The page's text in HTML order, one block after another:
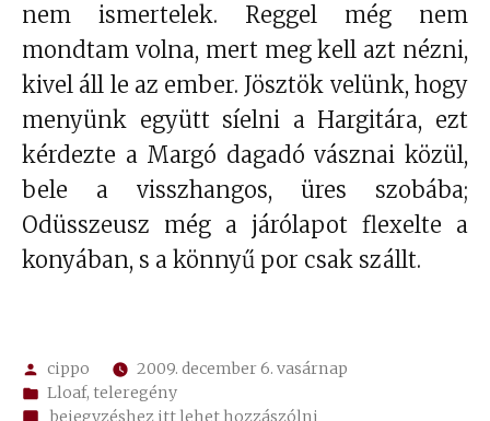
nem ismertelek. Reggel még nem
mondtam volna, mert meg kell azt nézni,
kivel áll le az ember. Jösztök velünk, hogy
menyünk együtt síelni a Hargitára, ezt
kérdezte a Margó dagadó vásznai közül,
bele a visszhangos, üres szobába;
Odüsszeusz még a járólapot flexelte a
konyában, s a könnyű por csak szállt.
Szerző:
cippo
2009. december 6. vasárnap
Kategória:
Lloaf, teleregény
on
bejegyzéshez itt lehet hozzászólni